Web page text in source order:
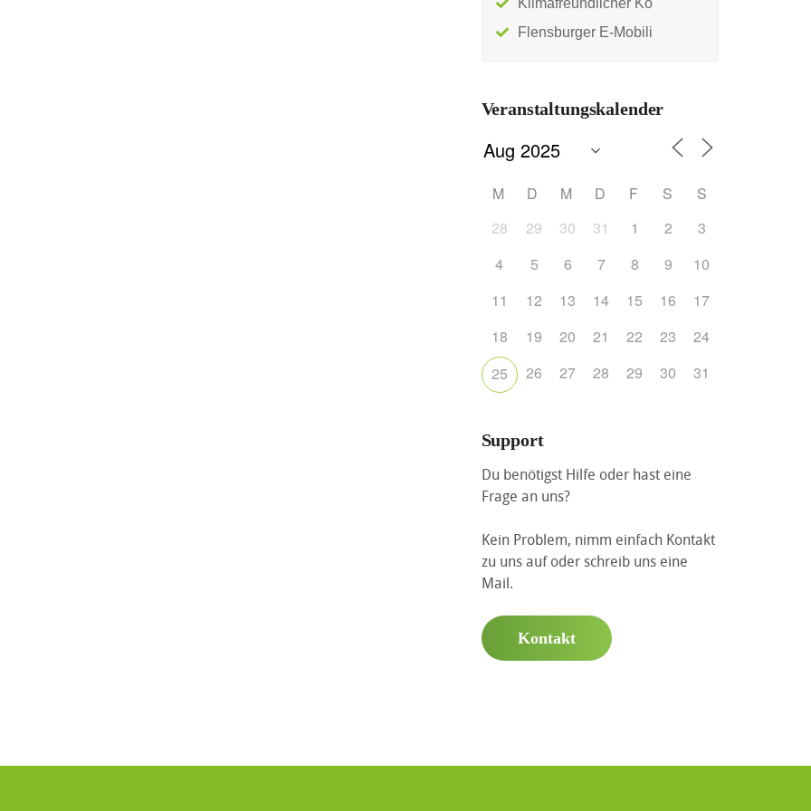
Klimafreundlicher Ko
Flensburger E-Mobili
Veranstaltungskalender
M D M D F S
S
28
29 30 31 1 2
3
4
5 6 7 8 9
10
11
12 13 14 15 16
17
18
19 20 21 22 23
24
25
26 27 28 29 30 31
Support
Du benötigst Hilfe oder hast eine
Frage an uns?
Kein Problem, nimm einfach Kontakt
zu uns auf oder schreib uns eine
Mail.
Kontakt